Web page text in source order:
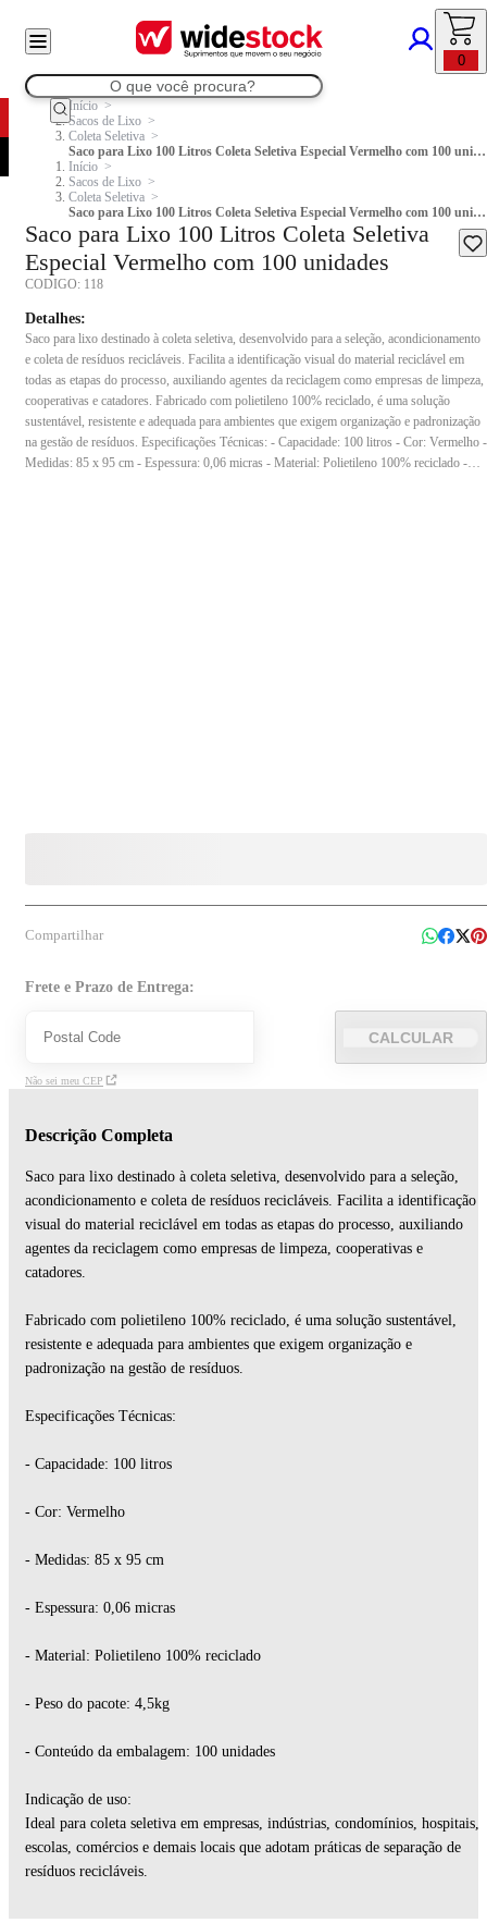
0
Início
Sacos de Lixo
Coleta Seletiva
Saco para Lixo 100 Litros Coleta Seletiva Especial Vermelho com 100 unidades
Início
Sacos de Lixo
Coleta Seletiva
Saco para Lixo 100 Litros Coleta Seletiva Especial Vermelho com 100 unidades
Saco para Lixo 100 Litros Coleta Seletiva
Especial Vermelho com 100 unidades
CODIGO: 118
Detalhes:
Saco para lixo destinado à coleta seletiva, desenvolvido para a seleção, acondicionamento
e coleta de resíduos recicláveis. Facilita a identificação visual do material reciclável em
todas as etapas do processo, auxiliando agentes da reciclagem como empresas de limpeza,
cooperativas e catadores. Fabricado com polietileno 100% reciclado, é uma solução
sustentável, resistente e adequada para ambientes que exigem organização e padronização
na gestão de resíduos. Especificações Técnicas: - Capacidade: 100 litros - Cor: Vermelho -
Medidas: 85 x 95 cm - Espessura: 0,06 micras - Material: Polietileno 100% reciclado -
Compartilhar
Frete e Prazo de Entrega:
CALCULAR
Não sei meu CEP
Descrição Completa
Saco para lixo destinado à coleta seletiva, desenvolvido para a seleção,
acondicionamento e coleta de resíduos recicláveis. Facilita a identificação
visual do material reciclável em todas as etapas do processo, auxiliando
agentes da reciclagem como empresas de limpeza, cooperativas e
catadores.
Fabricado com polietileno 100% reciclado, é uma solução sustentável,
resistente e adequada para ambientes que exigem organização e
padronização na gestão de resíduos.
Especificações Técnicas:
- Capacidade: 100 litros
- Cor: Vermelho
- Medidas: 85 x 95 cm
- Espessura: 0,06 micras
- Material: Polietileno 100% reciclado
- Peso do pacote: 4,5kg
- Conteúdo da embalagem: 100 unidades
Indicação de uso:
Ideal para coleta seletiva em empresas, indústrias, condomínios, hospitais,
escolas, comércios e demais locais que adotam práticas de separação de
resíduos recicláveis.